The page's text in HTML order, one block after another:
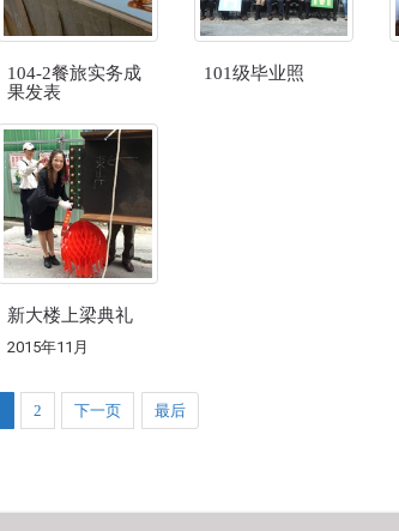
104-2餐旅实务成
果发表
101级毕业照
新大楼上梁典礼
2015年11月
2 下一页 最后